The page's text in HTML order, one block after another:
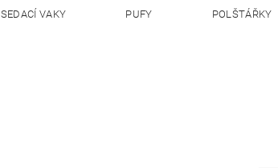
SEDACÍ VAKY PUFY POLŠTÁŘKY